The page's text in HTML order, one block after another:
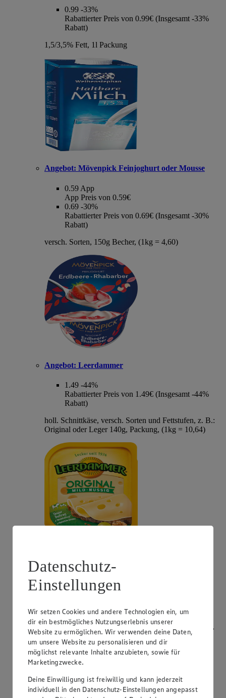
0.99 -33%
Rabattierter Preis von 0.99€ (Insgesamt -33%
Rabatt)
1,5/3,5% Fett, 1l Packung
Angebot: Mövenpick Feinjoghurt oder Mousse
0.59 App
App Preis von 0.59€
0.69 -30%
Rabattierter Preis von 0.69€ (Insgesamt -30%
Rabatt)
versch. Sorten, 150g Becher, (1kg = 4,60)
Angebot: Leerdammer
1.49 -44%
Rabattierter Preis von 1.49€ (Insgesamt -44%
Rabatt)
holl. Schnittkäse, versch. Sorten und Fettstufen, z. B.:
Original oder Leger 140g, Packung, (1kg = 10,64)
0.99App
App Preis von 0.99€
1.11 -53%
Rabatt)
Frischkäsezubereitung, versch. Sorten und Fettstufen,
120/150g Packung/Becher, (1kg = 9,25/7,40)
Datenschutz-
Einstellungen
Wir setzen Cookies und andere Technologien ein, um
dir ein bestmögliches Nutzungserlebnis unserer
Website zu ermöglichen. Wir verwenden deine Daten,
um unsere Website zu personalisieren und dir
möglichst relevante Inhalte anzubieten, sowie für
Marketingzwecke.
Deine Einwilligung ist freiwillig und kann jederzeit
individuell in den Datenschutz-Einstellungen angepasst